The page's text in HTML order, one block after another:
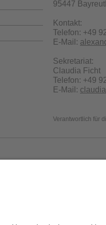
95447
‍Kontakt:
‍Telefon: +49
E-Mail:
Sekretariat:
Claudia Ficht
Telefon: +49
E-Mail:
Verantwortlich für